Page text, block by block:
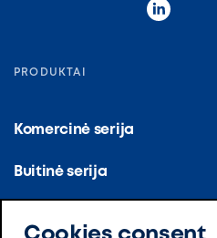
PRODUKTAI
Komercinė serija
Buitinė serija